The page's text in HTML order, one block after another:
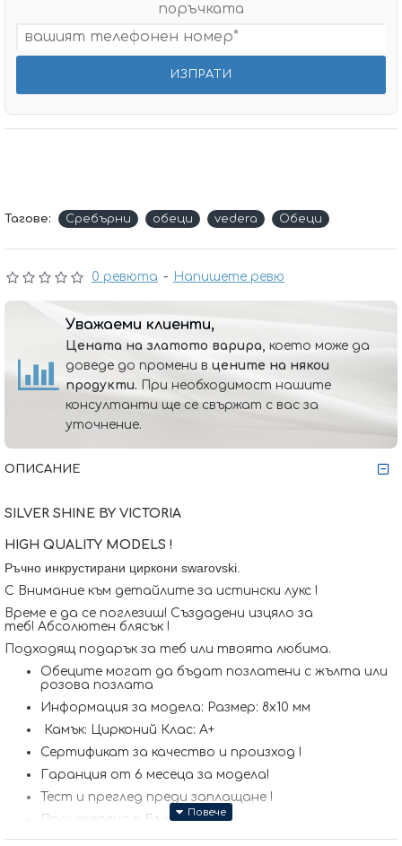
0 ревюта - Напишете ревю
поръчката
Тагове: Сребърни обеци vedera Обеци
Уважаеми клиенти,
Цената на златото варира, което може да
доведе до промени в цените на някои
продукти. При необходимост нашите
консултанти ще се свържат с вас за
уточнение.
ОПИСАНИЕ
SILVER SHINE BY VICTORIA
HIGH QUALITY MODELS !
Ръчно инкрустирани циркони swarovski.
С Внимание към детайлите за истински лукс !
Време е да се поглезиш! Създадени изцяло за
теб! Абсолютен блясък !
Подходящ подарък за теб или твоята любима.
Обеците могат да бъдат позлатени с жълта или
розова позлата
Информация за модела: Размер: 8x10 мм
Камък: Цирконий Клас: А+
Сертификат за качество и произход !
Гаранция от 6 месеца за модела!
Тест и преглед преди заплащане !
Произведено в България